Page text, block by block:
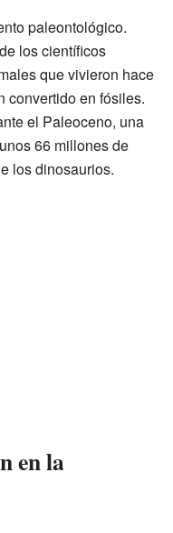
paleontológico.
los científicos
que vivieron hace
convertido en fósiles.
el Paleoceno, una
66 millones de
los dinosaurios.
en la